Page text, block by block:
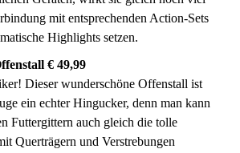
mit entsprechenden Action-Sets
Highlights setzen.
€ 49,99
Dieser wunderschöne Offenstall ist
ein echter Hingucker, denn man kann
Futtergittern auch gleich die tolle
Querträgern und Verstrebungen